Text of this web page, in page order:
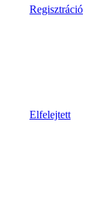
Regisztráció
Elfelejtett